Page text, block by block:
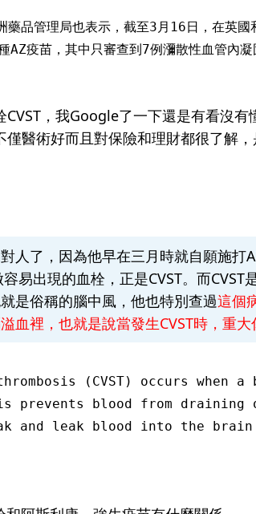
藥品管理局也表示，截至3月16日，在英
疫苗，其中只審查到7例瀰散性血管內
，我Google了一下還是有看沒有
醫術好而且對保險和理財都很了解，
人了，因為他早在三月時就自願施打
易出現的血栓，正是CVST。而
是俗稱的腦中風，他也特別查過這個
血裡，也就是說當發生CVST時，重大
(CVST) occurs
prevents blood from
and leak blood into the brain